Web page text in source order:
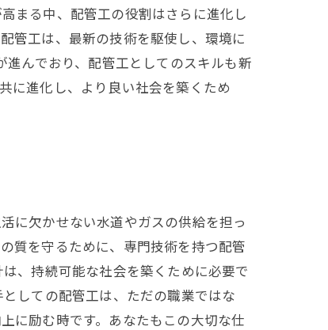
まる中、配管工の役割はさらに進化し
管工は、最新の技術を駆使し、環境に
んでおり、配管工としてのスキルも新
に進化し、より良い社会を築くため
に欠かせない水道やガスの供給を担っ
質を守るために、専門技術を持つ配管
、持続可能な社会を築くために必要で
しての配管工は、ただの職業ではな
に励む時です。あなたもこの大切な仕